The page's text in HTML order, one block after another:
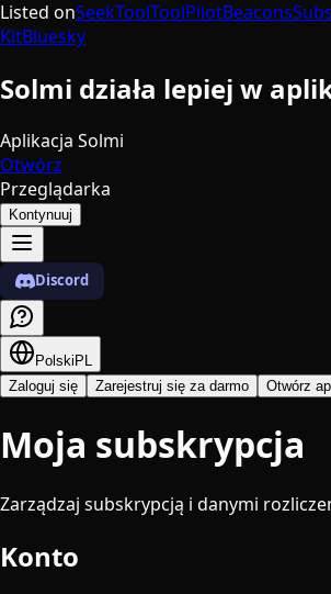
Listed onSeekToolToolPilotBeacons
KitBluesky
Solmi działa lepiej w
Aplikacja Solmi
Otwórz
Przeglądarka
Kontynuuj
Discord
Polski PL
Zaloguj się
Zarejestruj się za darmo Otwórz
Moja subskrypcja
Zarządzaj subskrypcją i danymi
Konto